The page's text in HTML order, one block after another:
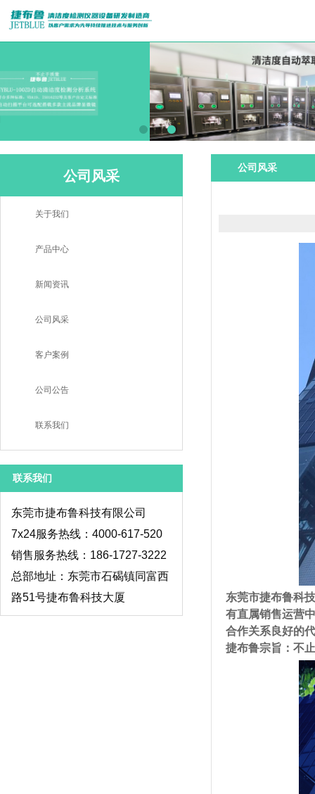
公司风采
关于我们
产品中心
新闻资讯
公司风采
客户案例
公司公告
联系我们
联系我们
东莞市捷布鲁科技有限公司
7x24服务热线：4000-617-520
销售服务热线：186-1727-3222
总部地址：东莞市石碣镇同富西
路51号捷布鲁科技大厦
公司风采
东莞市捷布鲁科
有直属销售运营
合作关系良好的
捷布鲁宗旨：不